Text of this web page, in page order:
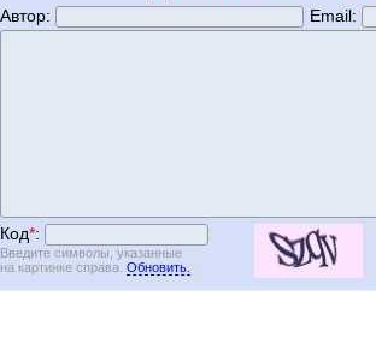
Автор: Email:
Код*:
Введите символы, указанные
на картинке справа. Обновить.